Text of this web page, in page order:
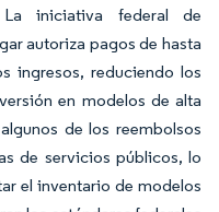
iniciativa federal de
autoriza pagos de hasta
ingresos, reduciendo los
en modelos de alta
de los reembolsos
de servicios públicos, lo
el inventario de modelos